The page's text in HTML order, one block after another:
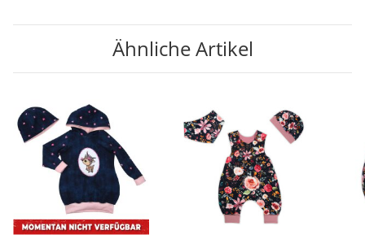
Ähnliche Artikel